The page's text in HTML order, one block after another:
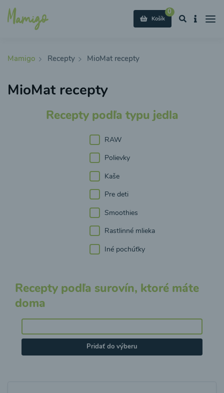
0
Košík
Mamigo Recepty MioMat recepty
MioMat recepty
Recepty podľa typu jedla
RAW
Polievky
Kaše
Pre deti
Smoothies
Rastlinné mlieka
Iné pochúťky
Recepty podľa surovín, ktoré máte
doma
Pridať do výberu